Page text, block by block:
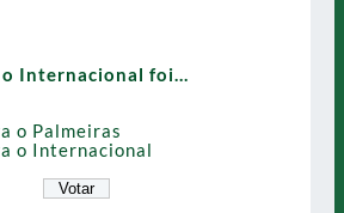
o Internacional foi…
o Palmeiras
o Internacional